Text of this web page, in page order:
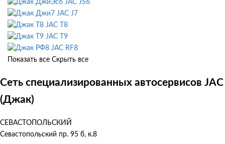
JAC JS6
JAC J7
JAC T8
JAC T9
JAC RF8
Показать все Скрыть все
Сеть специализированных автосервисов JAC
(Джак)
СЕВАСТОПОЛЬСКИЙ
Севастопольский пр. 95 б, к.8